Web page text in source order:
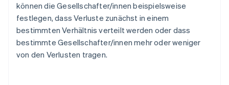
können die Gesellschafter/innen beispielsweise
festlegen, dass Verluste zunächst in einem
bestimmten Verhältnis verteilt werden oder dass
bestimmte Gesellschafter/innen mehr oder weniger
von den Verlusten tragen.